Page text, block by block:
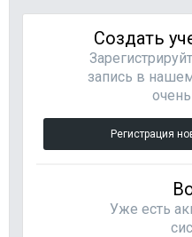
Создать
запись в
Регистрация
Уже есть